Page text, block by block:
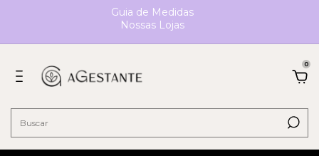
Guia de Medidas
Nossas Lojas
0